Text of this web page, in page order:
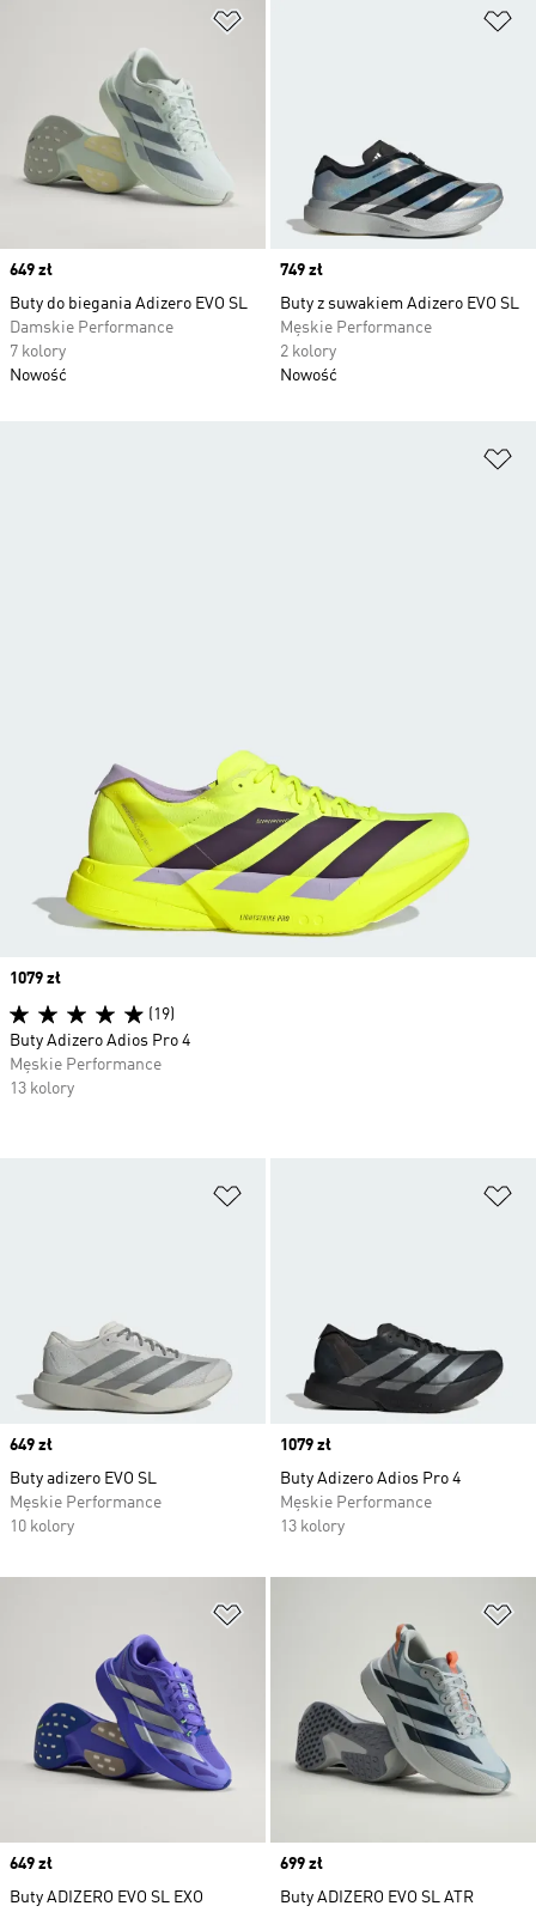
Price
649 zł
Buty do biegania Adizero EVO SL
Damskie Performance
7 kolory
Nowość
Price
749 zł
Buty z suwakiem Adizero EVO SL
Męskie Performance
2 kolory
Nowość
Price
649 zł
Buty adizero EVO SL
Męskie Performance
10 kolory
Price
1079 zł
Buty Adizero Adios Pro 4
Męskie Performance
13 kolory
Price
649 zł
Buty ADIZERO EVO SL EXO
Price
699 zł
Buty ADIZERO EVO SL ATR
Price
1079 zł
(19)
Buty Adizero Adios Pro 4
Męskie Performance
13 kolory